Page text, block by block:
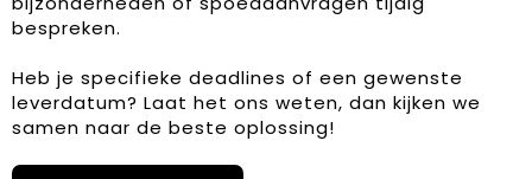
bespreken.
Heb je specifieke deadlines of een gewenste
leverdatum? Laat het ons weten, dan kijken we
samen naar de beste oplossing!